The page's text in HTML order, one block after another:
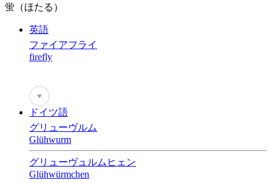
蛍（ほたる）
英語
ファイアフライ
firefly
♥
ドイツ語
グリューヴルム
Glühwurm
グリューヴュルムヒェン
Glühwürmchen